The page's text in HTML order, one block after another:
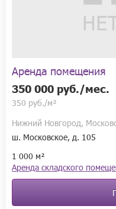
Аренда помещения
350 000 руб./мес.
350 руб./м²
Нижний Новгород,
ш. Московское, д. 105
1 000 м²
Аренда складского